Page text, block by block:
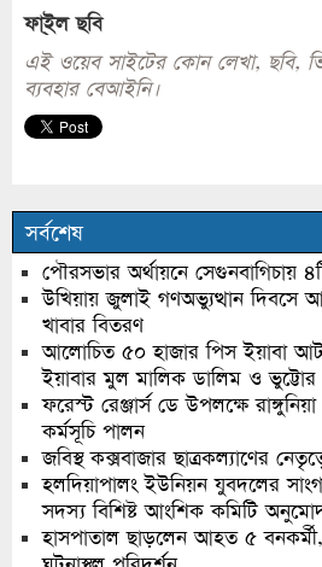
ফা্ইল ছবি
এই ওয়েব সাইটের কোন লেখা, ছবি,
ব্যবহার বেআইনি।
সর্বশেষ
পৌরসভার অর্থায়নে সেগুনবাগিচায়
উখিয়ায় জুলাই গণঅভ্যুত্থান দিবসে
খাবার বিতরণ
আলোচিত ৫০ হাজার পিস ইয়াবা
ইয়াবার মুল মালিক ডালিম ও ভুট্টোর
ফরেস্ট রেঞ্জার্স ডে উপলক্ষে
কর্মসূচি পালন
জবিস্থ কক্সবাজার ছাত্রকল্যাণের
হলদিয়াপালং ইউনিয়ন যুবদলের
সদস্য বিশিষ্ট আংশিক কমিটি
হাসপাতাল ছাড়লেন আহত ৫